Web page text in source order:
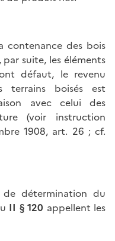
contenance des bois
suite, les éléments
défaut, le revenu
terrains boisés est
avec celui des
(voir instruction
1908, art. 26 ; cf.
de détermination du
II § 120 appellent les